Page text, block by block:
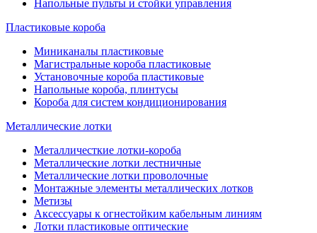
Напольные пульты и стойки управления
Пластиковые короба
Миниканалы пластиковые
Магистральные короба пластиковые
Установочные короба пластиковые
Напольные короба, плинтусы
Короба для систем кондиционирования
Металлические лотки
Металличесткие лотки-короба
Металлические лотки лестничные
Металлические лотки проволочные
Монтажные элементы металлических лотков
Метизы
Аксессуары к огнестойким кабельным линиям
Лотки пластиковые оптические